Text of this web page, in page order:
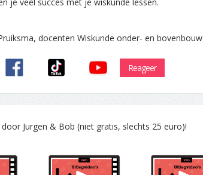
docenten Wiskunde onder- en bovenbouw
Reageer
Jurgen & Bob (niet gratis, slechts 25 euro)!